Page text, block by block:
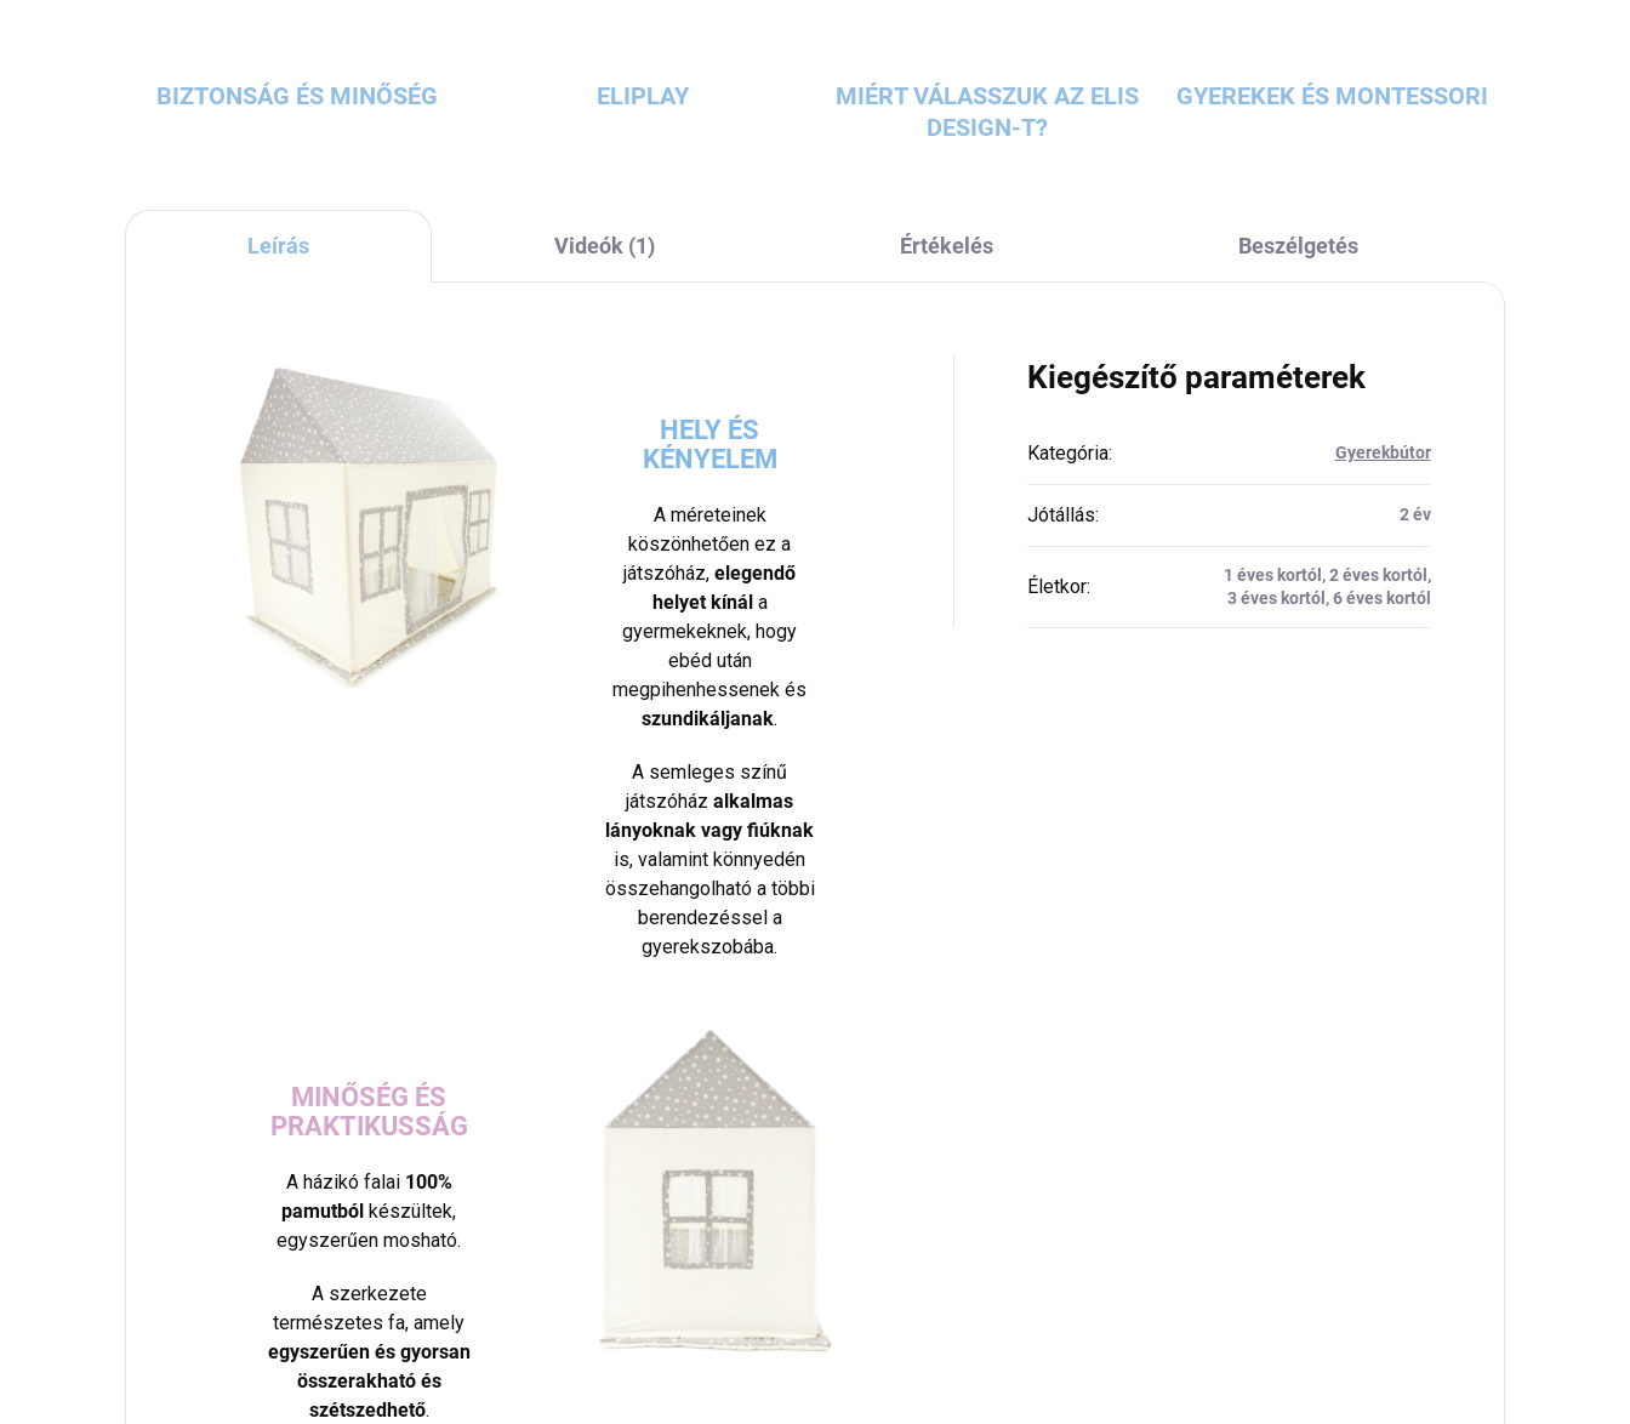
BIZTONSÁG ÉS MINŐSÉG ELIPLAY
MIÉRT VÁLASSZUK AZ ELIS
DESIGN-T?
GYEREKEK ÉS MONTESSORI
Leírás Videók (1) Értékelés Beszélgetés
HELY ÉS
KÉNYELEM
A méreteinek
köszönhetően ez a
játszóház,elegendő
helyet kínál a
gyermekeknek, hogy
ebéd után
megpihenhessenek és
szundikáljanak.
A semleges színű
játszóházalkalmas
lányoknak vagy fiúknak
is, valamint könnyedén
összehangolható a többi
berendezéssel a
gyerekszobába.
MINŐSÉG ÉS
PRAKTIKUSSÁG
A házikó falai 100%
pamutból készültek,
egyszerűen mosható.
A szerkezete
természetes fa, amely
egyszerűen és gyorsan
összerakható és
szétszedhető.
Kiegészítő paraméterek
Kategória: Gyerekbútor
Jótállás: 2 év
Életkor:
1 éves kortól, 2 éves kortól,
3 éves kortól, 6 éves kortól